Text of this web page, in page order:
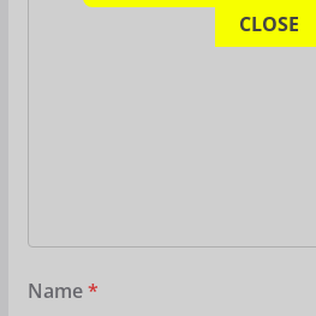
Name*
CLOSE